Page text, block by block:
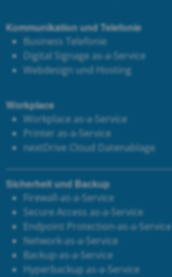
Kommunikation und Telefonie
Business Telefonie
Digital Signage as-a-Service
Webdesign und Hosting
Workplace
Workplace as-a-Service
Printer as-a-Service
nextDrive Cloud Datenablage
Sicherheit und Backup
Firewall-as-a-Service
Secure Access as-a-Service
Endpoint Protection-as-a-Service
Network-as-a-Service
Backup-as-a-Service
Hyperbackup as-a-Service